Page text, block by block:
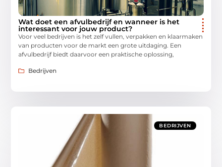
Wat doet een afvulbedrijf en wanneer is het
interessant voor jouw product?
Voor veel bedrijven is het zelf vullen, verpakken en klaarmaken
van producten voor de markt een grote uitdaging. Een
afvulbedrijf biedt daarvoor een praktische oplossing,
Bedrijven
BEDRIJVEN